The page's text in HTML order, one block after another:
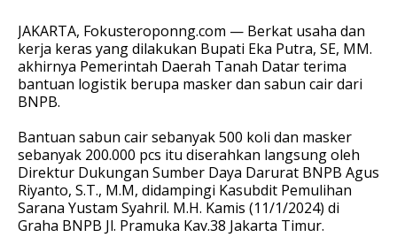
JAKARTA, Fokusteroponng.com — Berkat usaha dan
kerja keras yang dilakukan Bupati Eka Putra, SE, MM.
akhirnya Pemerintah Daerah Tanah Datar terima
bantuan logistik berupa masker dan sabun cair dari
BNPB.
Bantuan sabun cair sebanyak 500 koli dan masker
sebanyak 200.000 pcs itu diserahkan langsung oleh
Direktur Dukungan Sumber Daya Darurat BNPB Agus
Riyanto, S.T., M.M, didampingi Kasubdit Pemulihan
Sarana Yustam Syahril. M.H. Kamis (11/1/2024) di
Graha BNPB Jl. Pramuka Kav.38 Jakarta Timur.